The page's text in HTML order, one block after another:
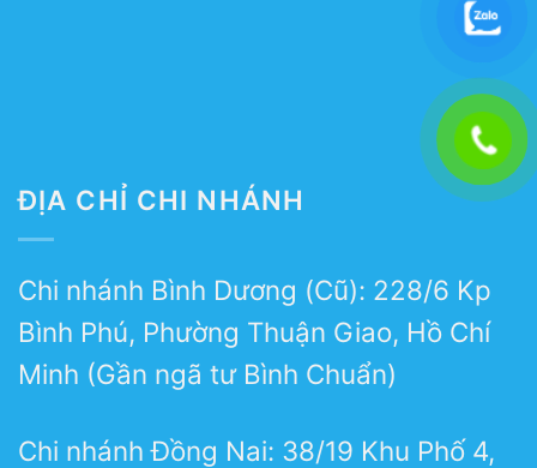
ĐỊA CHỈ CHI NHÁNH
Chi nhánh Bình Dương (Cũ): 228/6 Kp
Bình Phú, Phường Thuận Giao, Hồ Chí
Minh (Gần ngã tư Bình Chuẩn)
Chi nhánh Đồng Nai: 38/19 Khu Phố 4,